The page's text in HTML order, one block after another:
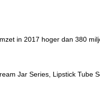
in 2017 hoger dan 380
Jar Series, Lipstick Tube